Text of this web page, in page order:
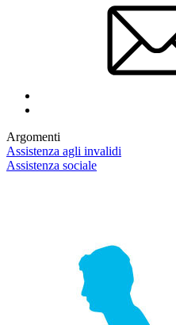
Argomenti
Assistenza agli invalidi
Assistenza sociale